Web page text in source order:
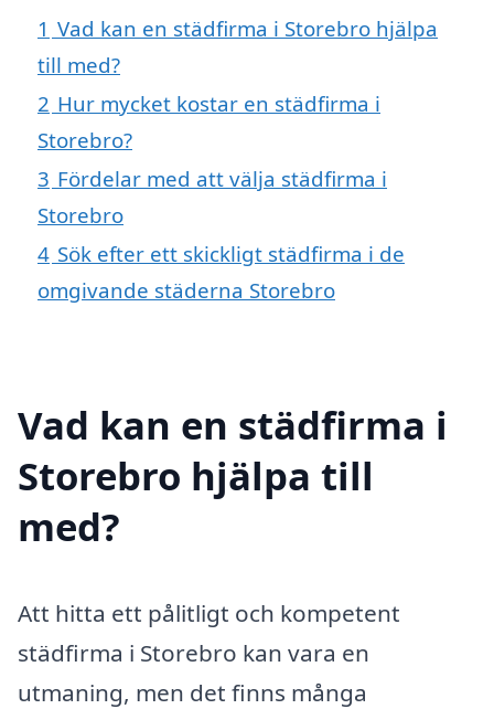
1 Vad kan en städfirma i Storebro hjälpa
till med?
2 Hur mycket kostar en städfirma i
Storebro?
3 Fördelar med att välja städfirma i
Storebro
4 Sök efter ett skickligt städfirma i de
omgivande städerna Storebro
Vad kan en städfirma i
Storebro hjälpa till
med?
Att hitta ett pålitligt och kompetent
städfirma i Storebro kan vara en
utmaning, men det finns många